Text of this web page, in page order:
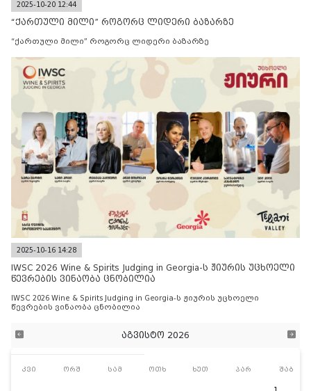
2025-10-20 12:44
“ქართული მილი” როგორც ლიდერი ბაზარზე
“ქართული მილი” როგორც ლიდერი ბაზარზე
2025-10-16 14:28
IWSC 2026 Wine & Spirits Judging in Georgia-ს ჟიურის უცხოელი
წევრების ვინაობა ცნობილია
IWSC 2026 Wine & Spirits Judging in Georgia-ს ჟიურის უცხოელი
წევრების ვინაობა ცნობილია
აგვისტო 2026
კვი ორშ სამ ოთხ ხუთ პარ შაბ